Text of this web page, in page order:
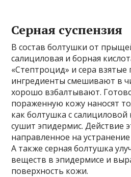
Серная суспензия
В состав болтушки от
салициловая и борная
«Стептроцид» и сера взятые
ингредиенты смешивают в
хорошо взбалтывают.
пораженную кожу наносят
как болтушка с салициловой
сушит эпидермис. Действие
направленное на
А также серная болтушка
веществ в эпидермисе и
поверхность кожи.